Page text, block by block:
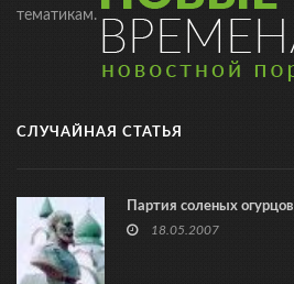
тематикам.
СЛУЧАЙНАЯ СТАТЬЯ
Партия соленых огурцов
18.05.2007